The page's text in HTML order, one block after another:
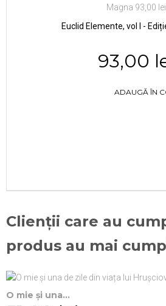
Euclid Elemente, vol I -
93,00
ADAUGĂ ÎN
Clienții care au
produs au mai
O mie și una...